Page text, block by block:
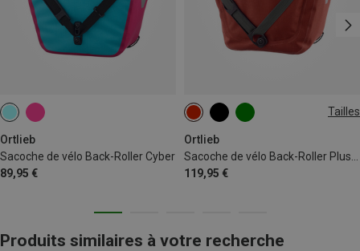
Ortlieb
Sacoche de vélo Back-Roller Cyber
89,95 €
Tailles
Ortlieb
119,95 €
20L
Produits similaires à votre recherche